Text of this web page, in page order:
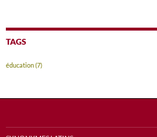
TAGS
éducation(7)